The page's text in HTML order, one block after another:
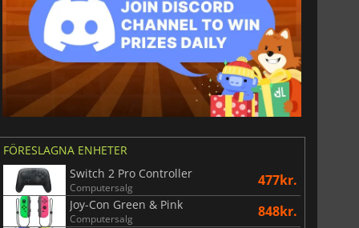
FÖRESLAGNA ENHETER
Switch 2 Pro Controller
Computersalg 477kr.
Joy-Con Green & Pink
Computersalg 848kr.